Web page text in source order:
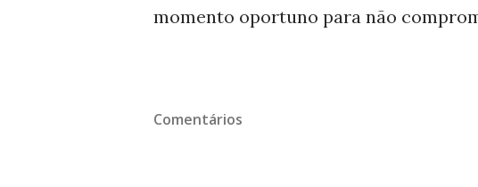
momento oportuno para não
Comentários